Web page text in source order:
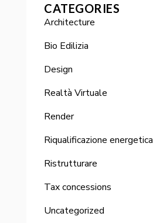
CATEGORIES
Architecture
Bio Edilizia
Design
Realtà Virtuale
Render
Riqualificazione energetica
Ristrutturare
Tax concessions
Uncategorized